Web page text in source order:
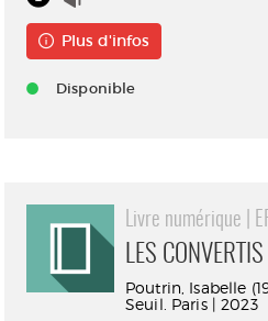
Plus d'infos
Disponible
Livre numérique |
LES
Poutrin, Isabelle
Seuil. Paris | 2023